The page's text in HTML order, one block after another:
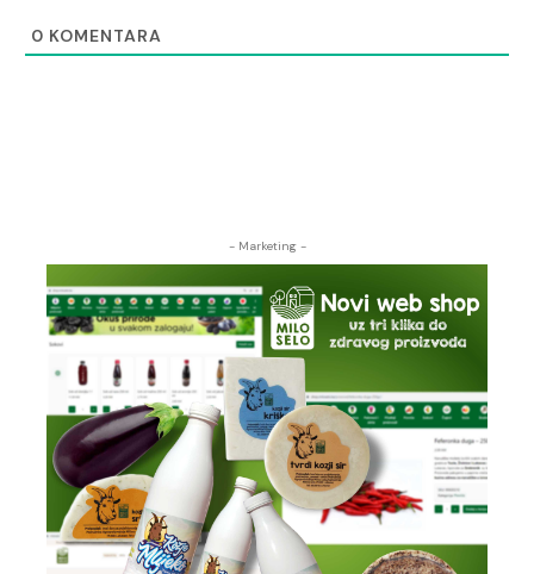
0 KOMENTARA
- Marketing -